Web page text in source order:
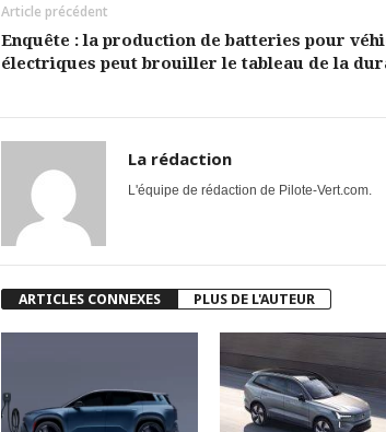
Article précédent
Enquête : la production de batteries pour
électriques peut brouiller le tableau de la
La rédaction
L'équipe de rédaction de Pilote-Vert.com.
ARTICLES CONNEXES PLUS DE L'AUTEUR